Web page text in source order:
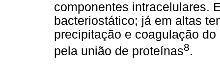
componentes intracelulares.
bacteriostático; já em altas
precipitação e coagulação
pela união de proteínas8.